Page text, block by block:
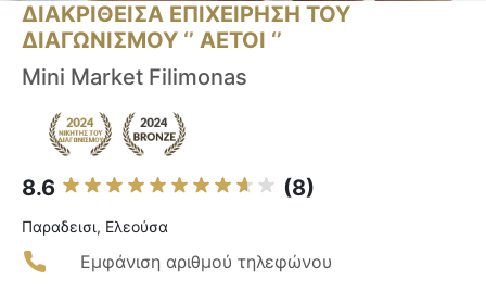
ΔΙΑΚΡΙΘΕΙΣΑ ΕΠΙΧΕΙΡΗΣΗ ΤΟΥ
ΔΙΑΓΩΝΙΣΜΟΥ ‘’ ΑΕΤΟΙ ‘’
Mini Market Filimonas
8.6 (8)
Παραδεισι, Ελεούσα
Εμφάνιση αριθμού τηλεφώνου